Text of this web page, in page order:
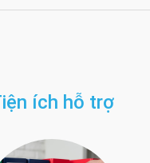
ích hỗ trợ